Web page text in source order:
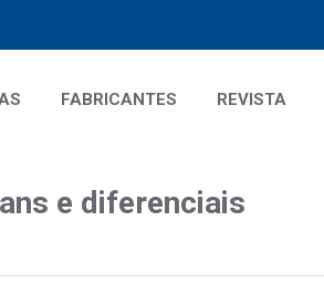
FABRICANTES REVISTA
e diferenciais